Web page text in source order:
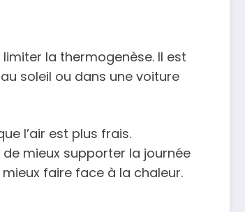
la thermogenèse. Il est
soleil ou dans une voiture
l’air est plus frais.
mieux supporter la journée
faire face à la chaleur.